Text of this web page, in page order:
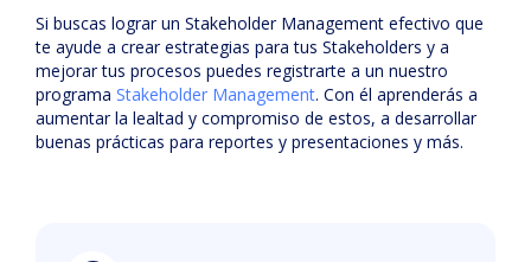
Si buscas lograr un Stakeholder Management efectivo que
te ayude a crear estrategias para tus Stakeholders y a
mejorar tus procesos puedes registrarte a un nuestro
programa Stakeholder Management. Con él aprenderás a
aumentar la lealtad y compromiso de estos, a desarrollar
buenas prácticas para reportes y presentaciones y más.